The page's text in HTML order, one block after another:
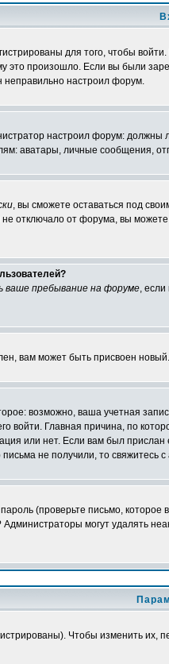
для того, чтобы
это произошло. Если вы были
неправильно настроил форум.
настроил форум:
аватары, личные сообщения,
, вы сможете оставаться под
отключало от форума, вы
ваше пребывание на форуме,
вам может быть присвоен
возможно, ваша учетная
войти. Главная причина, по
или нет. Если вам был
не получили, то свяжитесь
(проверьте письмо,
могут удалять
Чтобы изменить их,